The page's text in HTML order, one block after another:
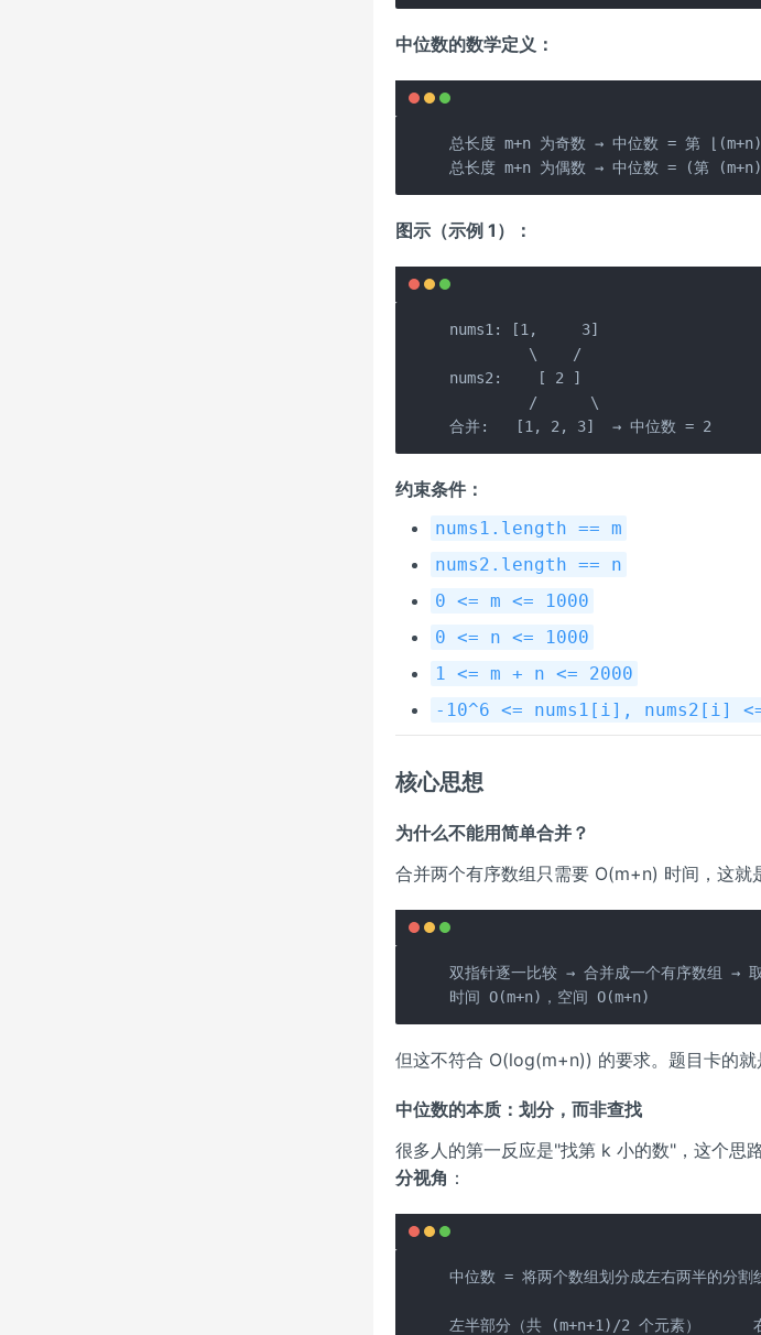
中位数的数学定义：
总长度 m+n 为奇数 → 中位数 = 第
总长度 m+n 为偶数 → 中位数 = (第
图示（示例 1）：
nums1: [1,     3]
         \    /
nums2:    [ 2 ]
         /      \
合并:   [1, 2, 3]  → 中位数 = 2
约束条件：
nums1.length == m
nums2.length == n
0 <= m <= 1000
0 <= n <= 1000
1 <= m + n <= 2000
-10^6 <= nums1[i], nums2[i]
核心思想
为什么不能用简单合并？
合并两个有序数组只需要 O(m+n) 时间，这就
双指针逐一比较 → 合并成一个有序数组 →
时间 O(m+n)，空间 O(m+n)
但这不符合 O(log(m+n)) 的要求。题目卡的
中位数的本质：划分，而非查找
很多人的第一反应是"找第 k 小的数"，这个思
分视角 ：
中位数 = 将两个数组划分成左右两半的分割
左半部分（共 (m+n+1)/2 个元素）